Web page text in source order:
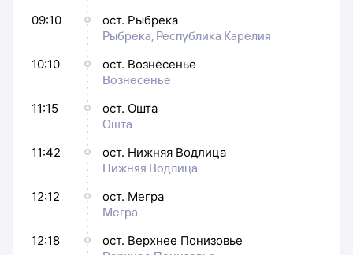
09:10
ост. Рыбрека
Рыбрека, Республика Карелия
10:10
ост. Вознесенье
Вознесенье
11:15
ост. Ошта
Ошта
11:42
ост. Нижняя Водлица
Нижняя Водлица
12:12
ост. Мегра
Мегра
12:18
ост. Верхнее Понизовье